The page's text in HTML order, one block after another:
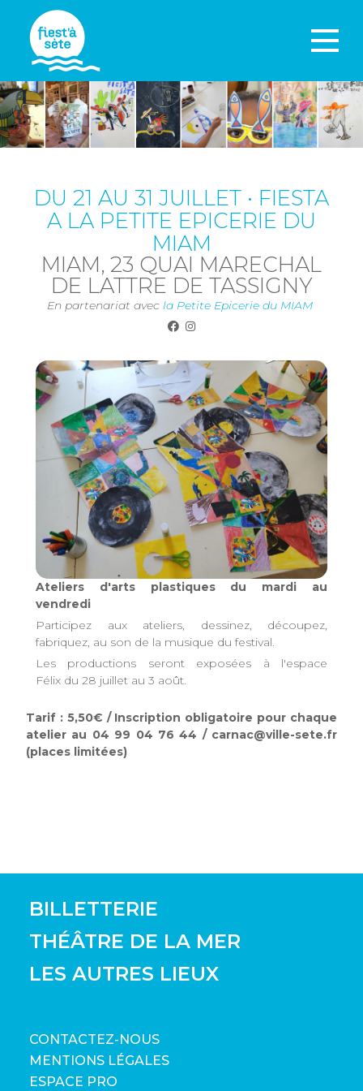
DU 21 AU 31 JUILLET • FIESTA
A LA PETITE EPICERIE DU
MIAM
MIAM, 23 QUAI MARECHAL
DE LATTRE DE TASSIGNY
En partenariat avec la Petite Epicerie du MIAM
Ateliers d'arts plastiques du mardi au
vendredi
Participez aux ateliers, dessinez, découpez,
fabriquez, au son de la musique du festival.
Les productions seront exposées à l'espace
Félix du 28 juillet au 3 août.
Tarif : 5,50€ / Inscription obligatoire pour chaque
atelier au 04 99 04 76 44 / carnac@ville-sete.fr
(places limitées)
BILLETTERIE
THÉÂTRE DE LA MER
LES AUTRES LIEUX
CONTACTEZ-NOUS
MENTIONS LÉGALES
ESPACE PRO